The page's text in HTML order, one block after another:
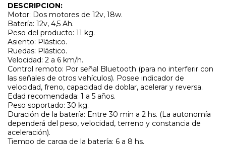
DESCRIPCION:
Motor: Dos motores de 12v, 18w.
Batería: 12v, 4,5 Ah.
Peso del producto: 11 kg.
Asiento: Plástico.
Ruedas: Plástico.
Velocidad: 2 a 6 km/h.
Control remoto: Por señal Bluetooth (para no interferir con
las señales de otros vehículos). Posee indicador de
velocidad, freno, capacidad de doblar, acelerar y reversa.
Edad recomendada: 1 a 5 años.
Peso soportado: 30 kg.
Duración de la batería: Entre 30 min a 2 hs. (La autonomía
dependerá del peso, velocidad, terreno y constancia de
aceleración).
Tiempo de carga de la batería: 6 a 8 hs.